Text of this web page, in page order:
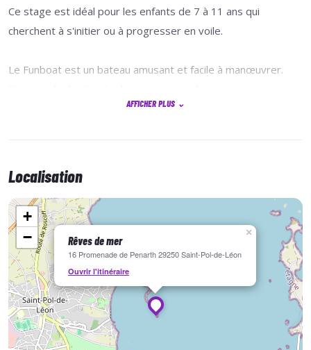
Ce stage est idéal pour les enfants de 7 à 11 ans qui
cherchent à s'initier ou à progresser en voile.
Le Funboat est un bateau amusant et facile à manœuvrer.
les rudiments de la voile en navigant le long des côtes de
Saint Pol de Léon.
Ce cours est la clé pour apprendre la voile, tout en s'amusant
sous forme de jeux et dans la bonne humeur.
Equipement à prévoir :
Protection solaire.
AFFICHER PLUS ⌄
Localisation
Rêves de mer
16 Promenade de Penarth 29250 Saint-Pol-de-Léon
Ouvrir l'itinéraire
×
+
−